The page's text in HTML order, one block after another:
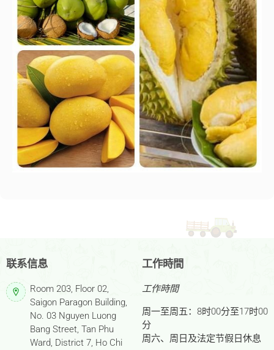
联系信息
Room 203, Floor 02,
Saigon Paragon Building,
No. 03 Nguyen Luong
Bang Street, Tan Phu
Ward, District 7, Ho Chi
工作時間
工作時間
周一至周五：8时00分至17时00
分
周六、周日及法定节假日休息